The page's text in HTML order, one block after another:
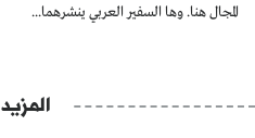
المجال هنا. وها السفير العربي ينشرهما...
المزيد